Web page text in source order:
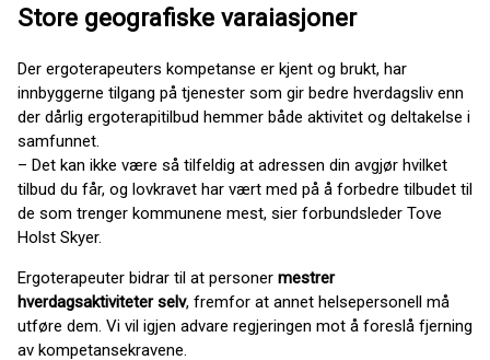
Store geografiske varaiasjoner
Der ergoterapeuters kompetanse er kjent og brukt, har
innbyggerne tilgang på tjenester som gir bedre hverdagsliv enn
der dårlig ergoterapitilbud hemmer både aktivitet og deltakelse i
samfunnet.
– Det kan ikke være så tilfeldig at adressen din avgjør hvilket
tilbud du får, og lovkravet har vært med på å forbedre tilbudet til
de som trenger kommunene mest, sier forbundsleder Tove
Holst Skyer.
Ergoterapeuter bidrar til at personer mestrer
hverdagsaktiviteter selv, fremfor at annet helsepersonell må
utføre dem. Vi vil igjen advare regjeringen mot å foreslå fjerning
av kompetansekravene.